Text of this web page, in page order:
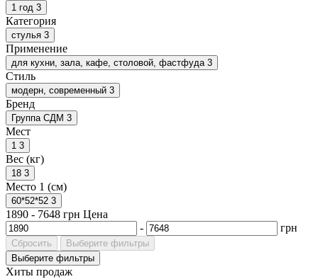
1 год 3
Категория
стулья 3
Применение
для кухни, зала, кафе, столовой, фастфуда 3
Стиль
модерн, современный 3
Бренд
Группа СДМ 3
Мест
1 3
Вес (кг)
18 3
Место 1 (см)
60*52*52 3
1890 - 7648 грн Цена
-
грн
Сбросить
Выберите фильтры
Выберите фильтры
Хиты продаж